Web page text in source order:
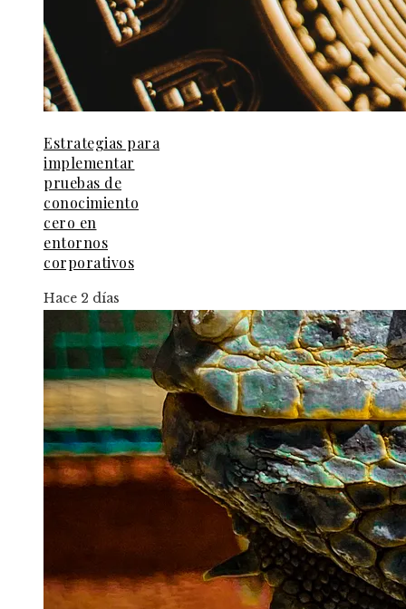
Estrategias para
implementar
pruebas de
conocimiento
cero en
entornos
corporativos
Hace 2 días